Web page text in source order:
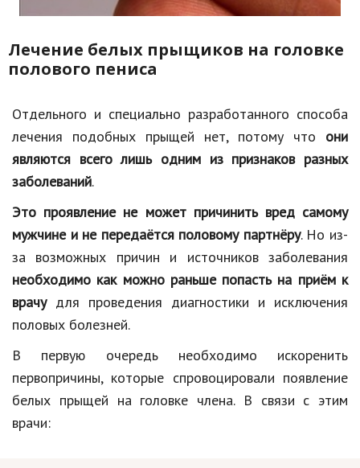
Лечение белых прыщиков на головке
полового пениса
Отдельного и специально разработанного способа
лечения подобных прыщей нет, потому что они
являются всего лишь одним из признаков разных
заболеваний.
Это проявление не может причинить вред самому
мужчине и не передаётся половому партнёру. Но из-
за возможных причин и источников заболевания
необходимо как можно раньше попасть на приём к
врачудля проведения диагностики и исключения
половых болезней.
В первую очередь необходимо искоренить
первопричины, которые спровоцировали появление
белых прыщей на головке члена. В связи с этим
врачи: